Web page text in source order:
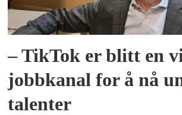
– TikTok er blitt en
jobbkanal for å nå
talenter